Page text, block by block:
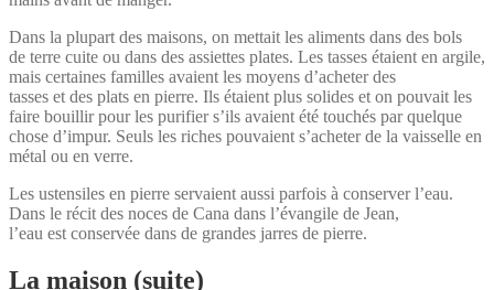
Dans la plupart des maisons, on mettait les aliments dans des bols
de terre cuite ou dans des assiettes plates. Les tasses étaient en argile,
mais certaines familles avaient les moyens d’acheter des
tasses et des plats en pierre. Ils étaient plus solides et on pouvait les
faire bouillir pour les purifier s’ils avaient été touchés par quelque
chose d’impur. Seuls les riches pouvaient s’acheter de la vaisselle en
métal ou en verre.
Les ustensiles en pierre servaient aussi parfois à conserver l’eau.
Dans le récit des noces de Cana dans l’évangile de Jean,
l’eau est conservée dans de grandes jarres de pierre.
La maison (suite)